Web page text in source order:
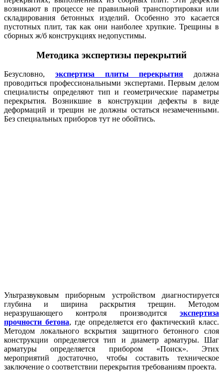
возникают в процессе не правильной транспортировки или
складирования бетонных изделий. Особенно это касается
пустотных плит, так как они наиболее хрупкие. Трещины в
сборных ж/б конструкциях недопустимы.
Методика экспертизы перекрытий
Безусловно, экспертиза плиты перекрытия должна
проводиться профессиональными экспертами. Первым делом
специалисты определяют тип и геометрические параметры
перекрытия. Возникшие в конструкции дефекты в виде
деформаций и трещин не должны остаться незамеченными.
Без специальных приборов тут не обойтись.
Ультразвуковым приборным устройством диагностируется
глубина и ширина раскрытия трещин. Методом
неразрушающего контроля производится экспертиза
прочности бетона, где определяется его фактический класс.
Методом локального вскрытия защитного бетонного слоя
конструкции определяется тип и диаметр арматуры. Шаг
арматуры определяется прибором «Поиск». Этих
мероприятий достаточно, чтобы составить техническое
заключение о соответствии перекрытия требованиям проекта.